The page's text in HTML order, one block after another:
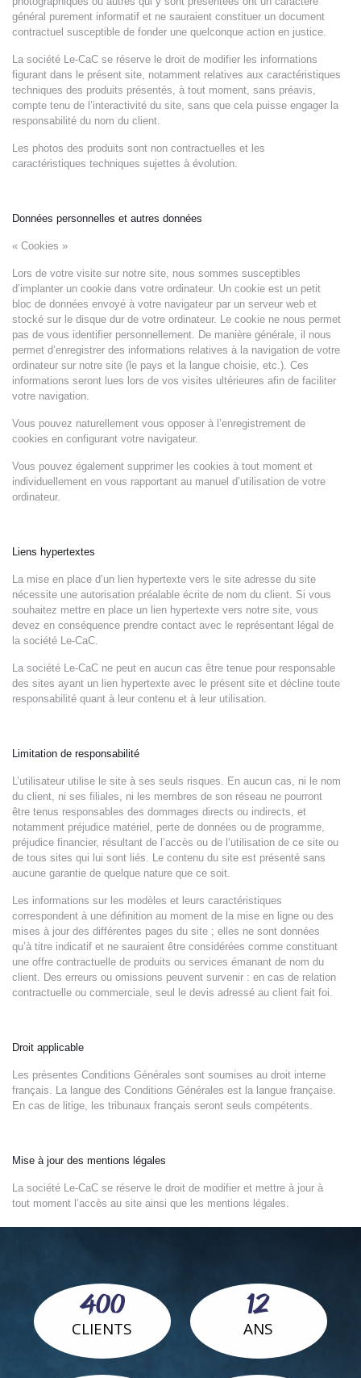
général purement informatif et ne sauraient constituer un document
contractuel susceptible de fonder une quelconque action en justice.
La société Le-CaC se réserve le droit de modifier les informations
figurant dans le présent site, notamment relatives aux caractéristiques
techniques des produits présentés, à tout moment, sans préavis,
compte tenu de l’interactivité du site, sans que cela puisse engager la
responsabilité du nom du client.
Les photos des produits sont non contractuelles et les
caractéristiques techniques sujettes à évolution.
Données personnelles et autres données
« Cookies »
Lors de votre visite sur notre site, nous sommes susceptibles
d’implanter un cookie dans votre ordinateur. Un cookie est un petit
bloc de données envoyé à votre navigateur par un serveur web et
stocké sur le disque dur de votre ordinateur. Le cookie ne nous permet
pas de vous identifier personnellement. De manière générale, il nous
permet d’enregistrer des informations relatives à la navigation de votre
ordinateur sur notre site (le pays et la langue choisie, etc.). Ces
informations seront lues lors de vos visites ultérieures afin de faciliter
votre navigation.
Vous pouvez naturellement vous opposer à l’enregistrement de
cookies en configurant votre navigateur.
Vous pouvez également supprimer les cookies à tout moment et
individuellement en vous rapportant au manuel d’utilisation de votre
ordinateur.
Liens hypertextes
La mise en place d’un lien hypertexte vers le site adresse du site
nécessite une autorisation préalable écrite de nom du client. Si vous
souhaitez mettre en place un lien hypertexte vers notre site, vous
devez en conséquence prendre contact avec le représentant légal de
la société Le-CaC.
La société Le-CaC ne peut en aucun cas être tenue pour responsable
des sites ayant un lien hypertexte avec le présent site et décline toute
responsabilité quant à leur contenu et à leur utilisation.
Limitation de responsabilité
L’utilisateur utilise le site à ses seuls risques. En aucun cas, ni le nom
du client, ni ses filiales, ni les membres de son réseau ne pourront
être tenus responsables des dommages directs ou indirects, et
notamment préjudice matériel, perte de données ou de programme,
préjudice financier, résultant de l’accès ou de l’utilisation de ce site ou
de tous sites qui lui sont liés. Le contenu du site est présenté sans
aucune garantie de quelque nature que ce soit.
Les informations sur les modèles et leurs caractéristiques
correspondent à une définition au moment de la mise en ligne ou des
mises à jour des différentes pages du site ; elles ne sont données
qu’à titre indicatif et ne sauraient être considérées comme constituant
une offre contractuelle de produits ou services émanant de nom du
client. Des erreurs ou omissions peuvent survenir : en cas de relation
contractuelle ou commerciale, seul le devis adressé au client fait foi.
Droit applicable
Les présentes Conditions Générales sont soumises au droit interne
français. La langue des Conditions Générales est la langue française.
En cas de litige, les tribunaux français seront seuls compétents.
Mise à jour des mentions légales
La société Le-CaC se réserve le droit de modifier et mettre à jour à
tout moment l’accès au site ainsi que les mentions légales.
400
CLIENTS
12
ANS